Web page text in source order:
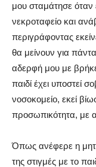
μου σταμάτησε
νεκροταφείο και
περιγράφοντας
θα μείνουν για
αδερφή μου με
παιδί έχει υποστεί
νοσοκομείο, εκεί
προσωπικότητα, με
Όπως ανέφερε η
της στιγμές με το